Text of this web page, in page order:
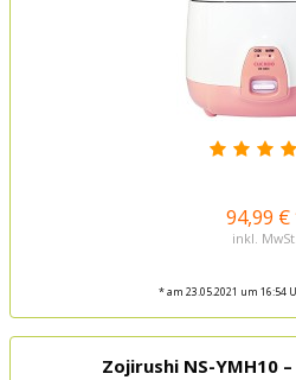
94,99
inkl. MwSt.
* am 23.05.2021 um
Zojirushi NS-YMH10